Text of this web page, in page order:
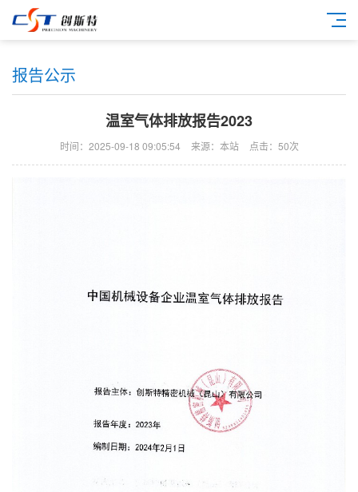
报告公示
温室气体排放报告2023
时间：2025-09-18 09:05:54 来源：本站 点击：50次